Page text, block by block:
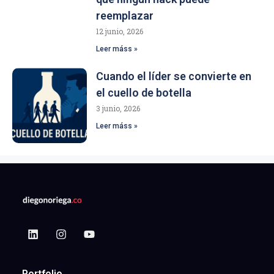
reemplazar
12 junio, 2026
Leer máss »
Cuando el líder se convierte en
el cuello de botella
3 junio, 2026
Leer máss »